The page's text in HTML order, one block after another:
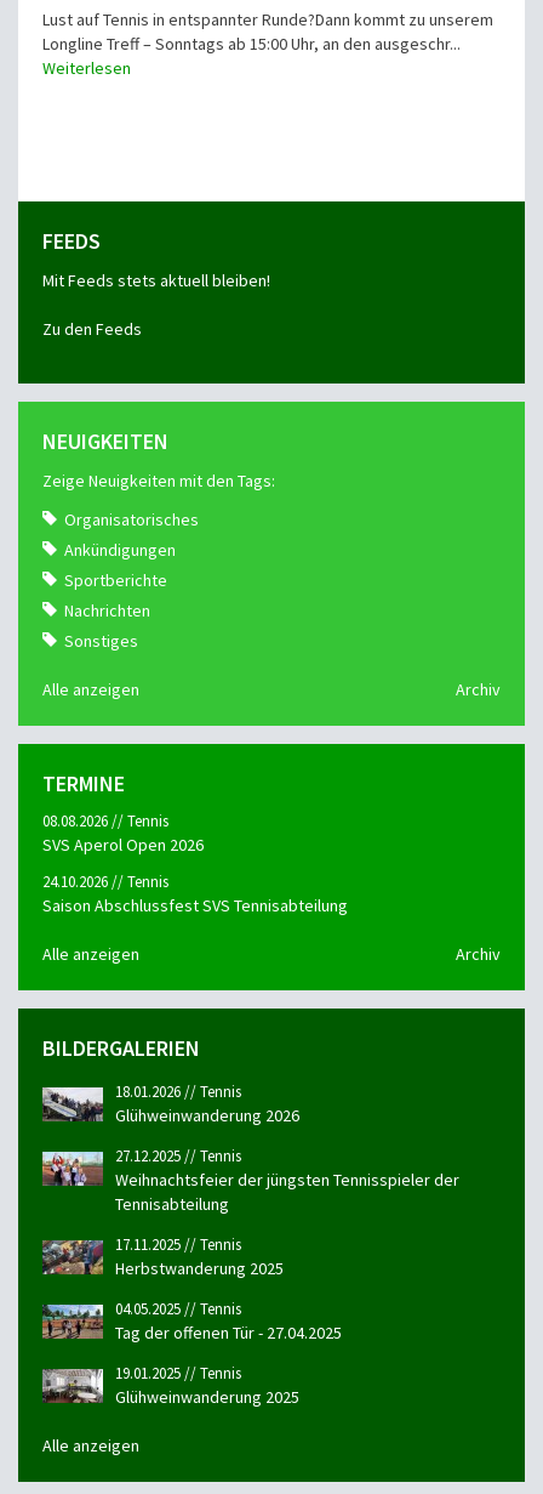
Lust auf Tennis in entspannter Runde?Dann kommt zu unserem
Longline Treff – Sonntags ab 15:00 Uhr, an den ausgeschr...
Weiterlesen
FEEDS
Mit Feeds stets aktuell bleiben!
Zu den Feeds
NEUIGKEITEN
Zeige Neuigkeiten mit den Tags:
Organisatorisches
Ankündigungen
Sportberichte
Nachrichten
Sonstiges
Alle anzeigen Archiv
TERMINE
08.08.2026 // Tennis
SVS Aperol Open 2026
24.10.2026 // Tennis
Saison Abschlussfest SVS Tennisabteilung
Alle anzeigen Archiv
BILDERGALERIEN
18.01.2026 // Tennis
Glühweinwanderung 2026
27.12.2025 // Tennis
Weihnachtsfeier der jüngsten Tennisspieler der
Tennisabteilung
17.11.2025 // Tennis
Herbstwanderung 2025
04.05.2025 // Tennis
Tag der offenen Tür - 27.04.2025
19.01.2025 // Tennis
Glühweinwanderung 2025
Alle anzeigen